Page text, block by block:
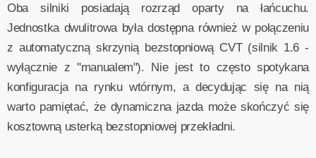
Oba silniki posiadają rozrząd oparty na łańcuchu.
Jednostka dwulitrowa była dostępna również w połączeniu
z automatyczną skrzynią bezstopniową CVT (silnik 1.6 -
wyłącznie z "manualem"). Nie jest to często spotykana
konfiguracja na rynku wtórnym, a decydując się na nią
warto pamiętać, że dynamiczna jazda może skończyć się
kosztowną usterką bezstopniowej przekładni.